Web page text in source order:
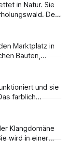
Eduard
in Natur. Sie
Der
Festungshof
auch im Inneren
Bei der
Marktplatz in
Bauten,
Erker.und sie
farblich
das
in der
Musik zu
Klangdomäne
wird in einer